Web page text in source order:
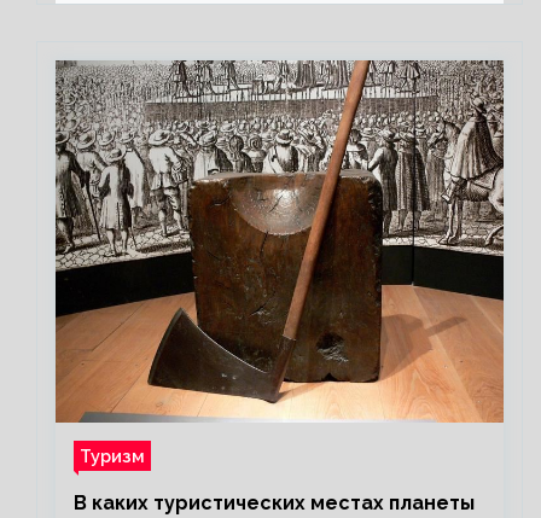
Туризм
В каких туристических местах планеты